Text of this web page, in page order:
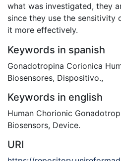
what was investigated, they
since they use the sensitivity
it more effectively.
Keywords in spanish
Gonadotropina Corionica
Biosensores, Dispositivo.,
Keywords in english
Human Chorionic
Biosensors, Device.
URI